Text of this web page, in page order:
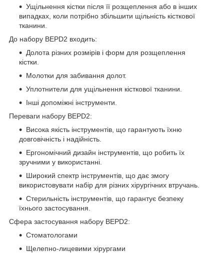
Ущільнення кістки після її розщеплення або в інших
випадках, коли потрібно збільшити щільність кісткової
тканини.
До набору BEPD2 входить:
Долота різних розмірів і форм для розщеплення
кістки.
Молотки для забивання долот.
Уплотнители для ущільнення кісткової тканини.
Інші допоміжні інструменти
Переваги набору BEPD2:
Висока якість інструментів, що гарантують їхню
довговічність і надійність.
Ергономічний дизайн інструментів, що робить їх
зручними у використанні.
Широкий спектр інструментів, що дає змогу
використовувати набір для різних хірургічних втручань.
Стерильність інструментів, що гарантує безпеку
їхнього застосування.
Сфера застосування набору BEPD2:
Стоматологами
Щелепно-лицевими хірургами